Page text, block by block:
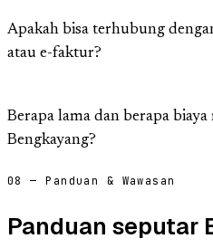
Apakah bisa terhubung
atau e-faktur?
Berapa lama dan berapa
Bengkayang?
08 — Panduan & Wawasan
Panduan seputar